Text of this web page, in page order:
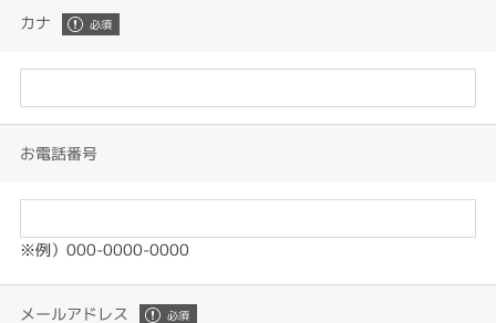
カナ
お電話番号
※例）000-0000-0000
メールアドレス